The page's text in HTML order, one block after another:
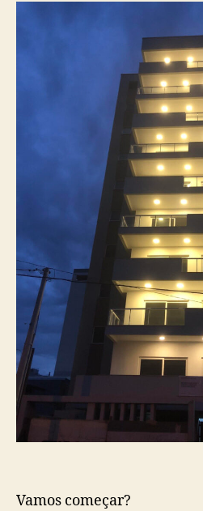
Vamos começar?